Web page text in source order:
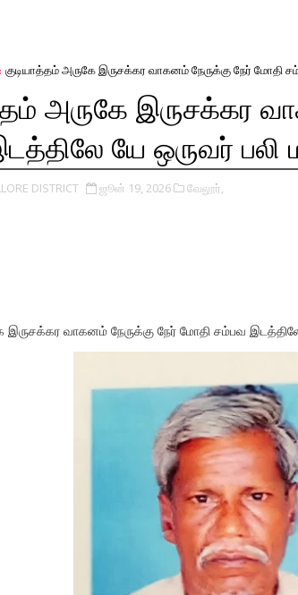
குடியாத்தம் அருகே இருசக்கர வாகனம் நேருக்கு நேர் மோதி
அருகே இருசக்கர
யே ஒருவர் பலி
DISTRICT ஜூன் 19, 2026 வேலூர்,
இருசக்கர வாகனம் நேருக்கு நேர் மோதி சம்பவ